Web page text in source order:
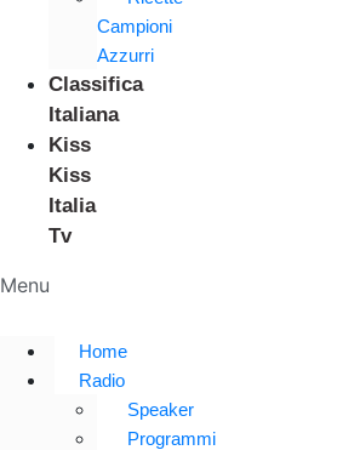
Campioni
Azzurri
Classifica
Italiana
Kiss
Kiss
Italia
Tv
Menu
Home
Radio
Speaker
Programmi